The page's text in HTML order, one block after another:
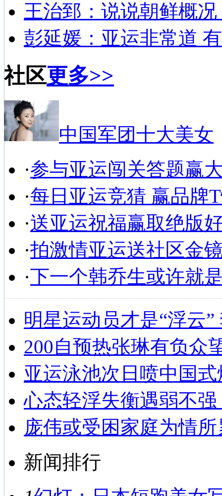
王治郅：说说朝鲜概
彭延媛：亚运非常道
社区更多>>
中国军团十大美女
·参与亚运闯关答题赢
·每日亚运竞猜 赢品牌
·送亚运祝福赢取绝版
·拍激情亚运送社区金
·下一个韩乔生或许就
明星运动员才是“浮云
200自预热张琳有负众
亚运泳池次日喷中国
心态轻浮失衡遇弱不
庞伟或受困家庭为情
新闻排行